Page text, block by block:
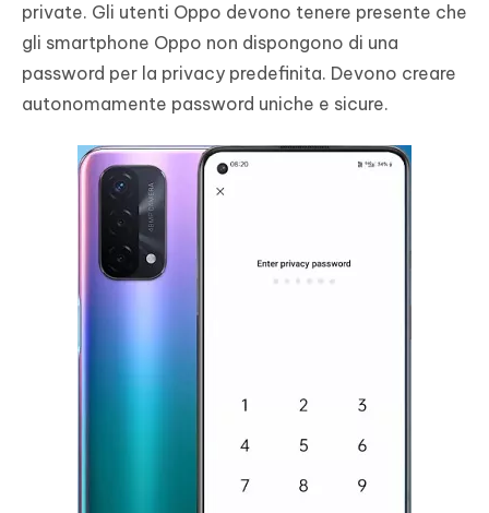
private. Gli utenti Oppo devono tenere presente che
gli smartphone Oppo non dispongono di una
password per la privacy predefinita. Devono creare
autonomamente password uniche e sicure.